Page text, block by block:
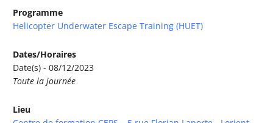
Programme
Helicopter Underwater Escape Training (HUET)
Dates/Horaires
Date(s) - 08/12/2023
Toute la journée
Lieu